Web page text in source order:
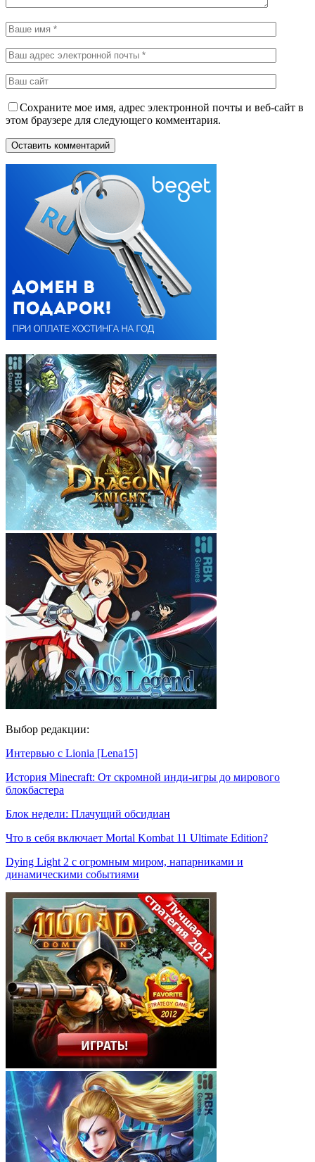
Сохраните мое имя, адрес электронной почты и веб-сайт в
этом браузере для следующего комментария.
Выбор редакции:
Интервью с Lionia [Lena15]
История Minecraft: От скромной инди-игры до мирового
блокбастера
Блок недели: Плачущий обсидиан
Что в себя включает Mortal Kombat 11 Ultimate Edition?
Dying Light 2 с огромным миром, напарниками и
динамическими событиями